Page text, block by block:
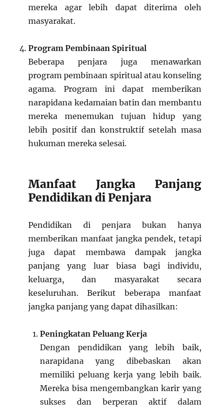
mereka agar lebih dapat diterima oleh
masyarakat.
Program Pembinaan Spiritual
Beberapa penjara juga menawarkan
program pembinaan spiritual atau konseling
agama. Program ini dapat memberikan
narapidana kedamaian batin dan membantu
mereka menemukan tujuan hidup yang
lebih positif dan konstruktif setelah masa
hukuman mereka selesai.
Manfaat Jangka Panjang
Pendidikan di Penjara
Pendidikan di penjara bukan hanya
memberikan manfaat jangka pendek, tetapi
juga dapat membawa dampak jangka
panjang yang luar biasa bagi individu,
keluarga, dan masyarakat secara
keseluruhan. Berikut beberapa manfaat
jangka panjang yang dapat dihasilkan:
Peningkatan Peluang Kerja
Dengan pendidikan yang lebih baik,
narapidana yang dibebaskan akan
memiliki peluang kerja yang lebih baik.
Mereka bisa mengembangkan karir yang
sukses dan berperan aktif dalam